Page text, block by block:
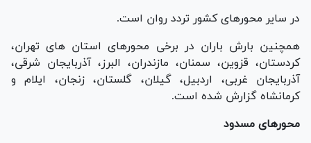
در سایر محورهای کشور تردد روان است.
همچنین بارش باران در برخی محورهای استان های تهران،
کردستان، قزوین، سمنان، مازندران، البرز، آذربایجان شرقی،
آذربایجان غربی، اردبیل، گیلان، گلستان، زنجان، ایلام و
کرمانشاه گزارش شده است.
محورهای مسدود